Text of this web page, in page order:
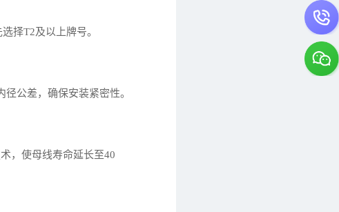
择T2及以上牌号。
公差，确保安装紧密性。
，使母线寿命延长至40